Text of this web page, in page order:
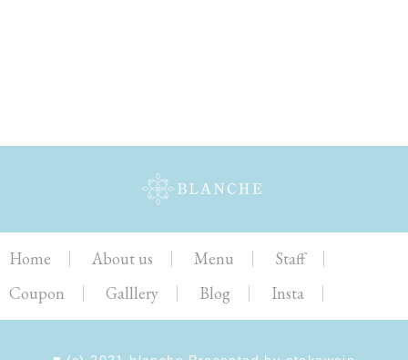
Home About us Menu
Staff
Coupon
Galllery Blog Insta